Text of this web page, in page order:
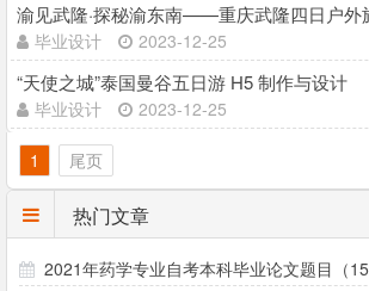
渝见武隆·探秘渝东南——重庆武隆四日户外
毕业设计 2023-12-25
“天使之城”泰国曼谷五日游 H5 制作与设计
毕业设计 2023-12-25
1 尾页
热门文章
2021年药学专业自考本科毕业论文题目（